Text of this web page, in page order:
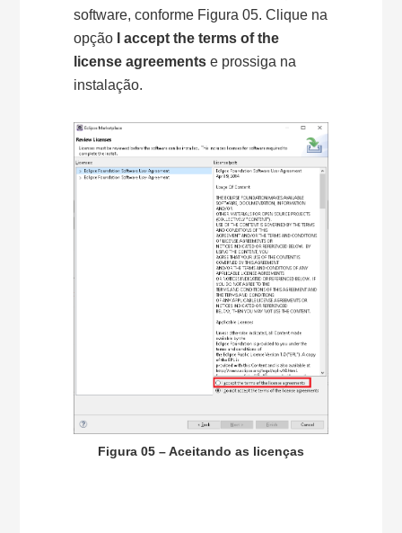
software, conforme Figura 05. Clique na
opção I accept the terms of the
license agreements e prossiga na
instalação.
Figura 05 – Aceitando as licenças